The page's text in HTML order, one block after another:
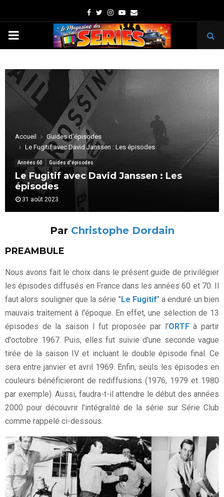
Facebook
TwitterInstagram
Youtube
Email
PRIMARY
Accueil
Guides d'épisodes
Le Fugitif avec David Janssen : Les épisodes
Années 60 Guides d'épisodes
Le Fugitif avec David Janssen : Les
épisodes
31 août 2023
Par Christophe Dordain
PREAMBULE
Nous avons fait le choix dans le présent guide de privilégier
les épisodes diffusés en France dans les années 60 et 70. Il
faut alors souligner que la série "Le Fugitif" a enduré un bien
mauvais traitement à l'époque. En effet, une sélection de 13
épisodes de la saison I fut proposée par l'ORTFà partir
d'octobre 1967. Puis, elles fut suivie d'une seconde vague
tirée de la saison IV et incluant le double épisode final. Ce
sera entre janvier et avril 1969. Enfin, seuls les épisodes en
couleurs bénéficieront de rediffusions (1976, 1979 et 1980
par exemple). Aussi, faudra-t-il attendre le début des années
2000 pour découvrir l'intégralité de la série sur Série Club
comme rappelé ci-dessous.